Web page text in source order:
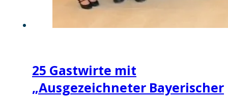
25 Gastwirte mit
„Ausgezeichneter Bayerischer